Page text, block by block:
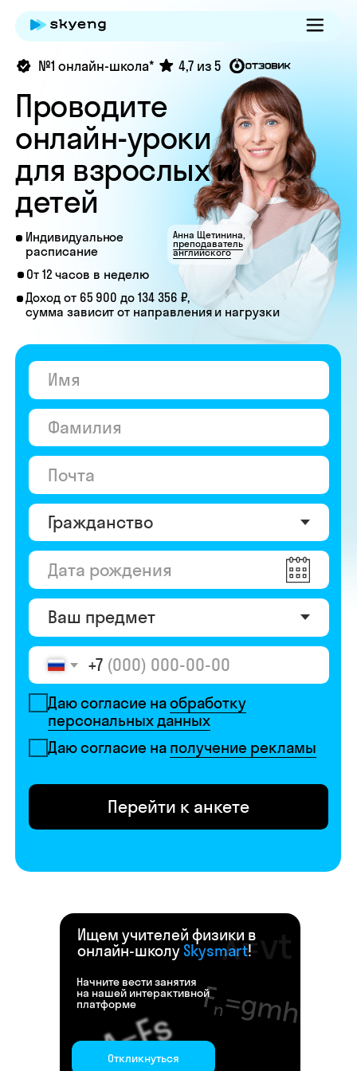
Индивидуальное
расписание
От 12 часов в неделю
Доход от 65 900 до 134 356 ₽,
сумма зависит от направления и нагрузки
4,7 из 5
Проводите
онлайн-уроки
для взрослых и
детей
Даю согласие наобработку
Даю согласие наполучение рекламы
Перейти к анкете
Анна Щетинина,
преподаватель
Ищем учителей физики в
онлайн-школуSkysmart!
Начните вести занятия
на нашей интерактивной
платформе
Откликнуться